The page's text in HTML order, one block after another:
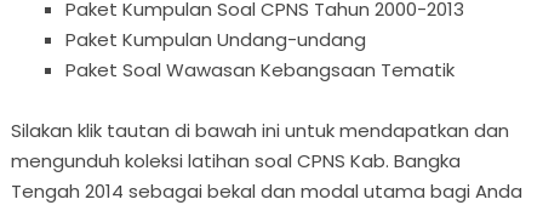
Paket Kumpulan Soal CPNS Tahun 2000-2013
Paket Kumpulan Undang-undang
Paket Soal Wawasan Kebangsaan Tematik
Silakan klik tautan di bawah ini untuk mendapatkan dan
mengunduh koleksi latihan soal CPNS Kab. Bangka
Tengah 2014 sebagai bekal dan modal utama bagi Anda